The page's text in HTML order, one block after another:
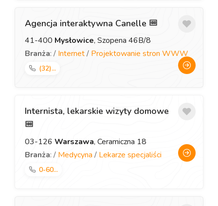
Agencja interaktywna Canelle
41-400 Mysłowice, Szopena 46B/8
Branża: / Internet/ Projektowanie stron WWW
(32)...
Internista, lekarskie wizyty domowe
03-126 Warszawa, Ceramiczna 18
Branża: / Medycyna / Lekarze specjaliści
0-60...